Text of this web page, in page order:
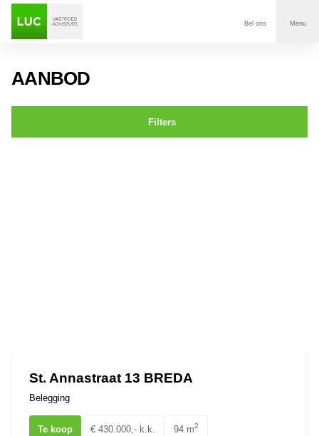
Bel ons Menu
AANBOD
Filters
St. Annastraat 13 BREDA
Belegging
Te koop € 430.000,- k.k. 94 m2